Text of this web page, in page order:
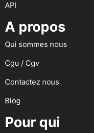
API
A propos
Qui sommes nous
Cgu / Cgv
Contactez nous
Blog
Pour qui